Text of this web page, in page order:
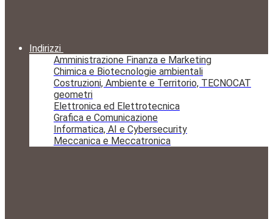
Indirizzi
Amministrazione Finanza e Marketing
Chimica e Biotecnologie ambientali
Costruzioni, Ambiente e Territorio, TECNOCAT
geometri
Elettronica ed Elettrotecnica
Grafica e Comunicazione
Informatica, AI e Cybersecurity
Meccanica e Meccatronica